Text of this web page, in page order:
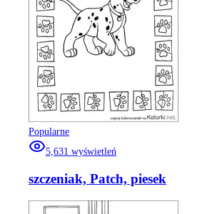
Popularne
5,631 wyświetleń
szczeniak, Patch, piesek